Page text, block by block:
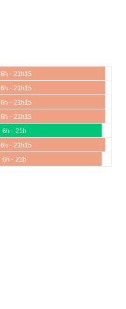
6h - 21h15
6h - 21h15
6h - 21h15
6h - 21h15
6h - 21h
6h - 21h15
6h - 21h